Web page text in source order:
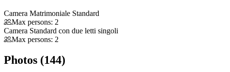
Camera Matrimoniale Standard
Max persons: 2
Camera Standard con due letti singoli
Max persons: 2
Photos (144)